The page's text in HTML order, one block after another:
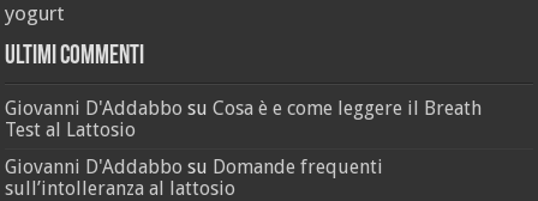
yogurt
Ultimi Commenti
Giovanni D'Addabbo suCosa è e come leggere il Breath
Test al Lattosio
Giovanni D'Addabbo su Domande frequenti
sull’intolleranza al lattosio